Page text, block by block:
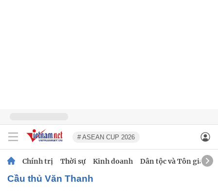
# ASEAN CUP 2026
Chính trị Thời sự Kinh doanh Dân tộc và Tôn giáo
cầu thủ Văn Thanh